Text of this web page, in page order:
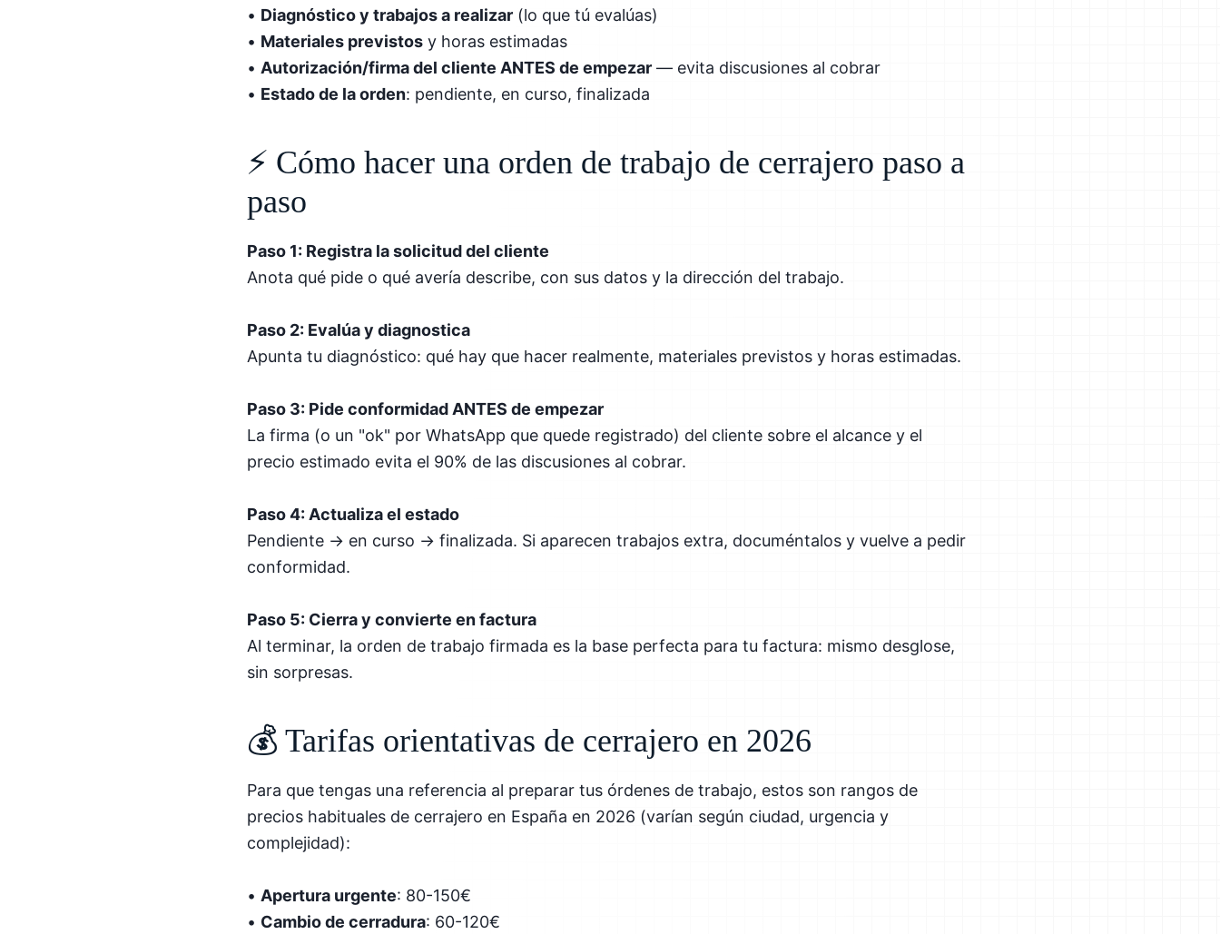
• Diagnóstico y trabajos a realizar (lo que tú evalúas)
• Materiales previstos y horas estimadas
• Autorización/firma del cliente ANTES de empezar — evita discusiones al cobrar
• Estado de la orden: pendiente, en curso, finalizada
⚡ Cómo hacer una orden de trabajo de cerrajero paso a
paso
Paso 1: Registra la solicitud del cliente
Anota qué pide o qué avería describe, con sus datos y la dirección del trabajo.
Paso 2: Evalúa y diagnostica
Apunta tu diagnóstico: qué hay que hacer realmente, materiales previstos y horas estimadas.
Paso 3: Pide conformidad ANTES de empezar
La firma (o un "ok" por WhatsApp que quede registrado) del cliente sobre el alcance y el
precio estimado evita el 90% de las discusiones al cobrar.
Paso 4: Actualiza el estado
Pendiente → en curso → finalizada. Si aparecen trabajos extra, documéntalos y vuelve a pedir
conformidad.
Paso 5: Cierra y convierte en factura
Al terminar, la orden de trabajo firmada es la base perfecta para tu factura: mismo desglose,
sin sorpresas.
💰 Tarifas orientativas de cerrajero en 2026
Para que tengas una referencia al preparar tus órdenes de trabajo, estos son rangos de
precios habituales de cerrajero en España en 2026 (varían según ciudad, urgencia y
complejidad):
• Apertura urgente: 80-150€
• Cambio de cerradura: 60-120€